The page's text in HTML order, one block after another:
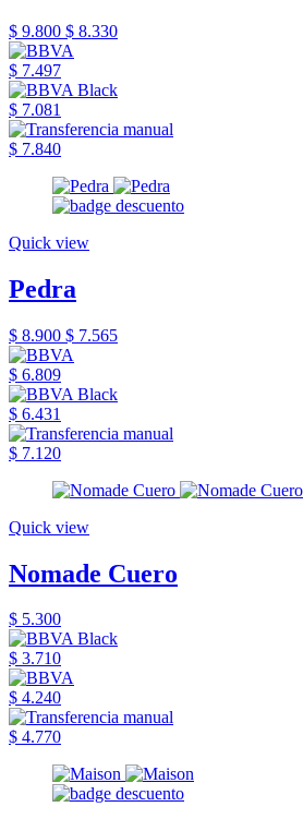
$ 9.800 $ 8.330
$ 7.497
$ 7.081
$ 7.840
Quick view
Pedra
$ 8.900 $ 7.565
$ 6.809
$ 6.431
$ 7.120
Quick view
Nomade Cuero
$ 5.300
$ 3.710
$ 4.240
$ 4.770